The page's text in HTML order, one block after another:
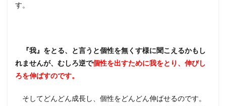
す。
『我』をとる、と言うと個性を無くす様に聞こえるかもし
れませんが、むしろ逆で個性を出すために我をとり、伸びし
ろを伸ばすのです。
そしてどんどん成長し、個性をどんどん伸ばせるのです。